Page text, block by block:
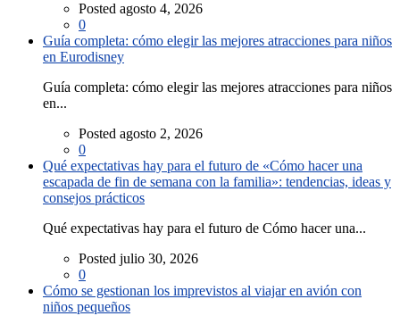
Posted agosto 4, 2026
0
Guía completa: cómo elegir las mejores atracciones para niños
en Eurodisney
Guía completa: cómo elegir las mejores atracciones para niños
en...
Posted agosto 2, 2026
0
Qué expectativas hay para el futuro de «Cómo hacer una
escapada de fin de semana con la familia»: tendencias, ideas y
consejos prácticos
Qué expectativas hay para el futuro de Cómo hacer una...
Posted julio 30, 2026
0
Cómo se gestionan los imprevistos al viajar en avión con
niños pequeños